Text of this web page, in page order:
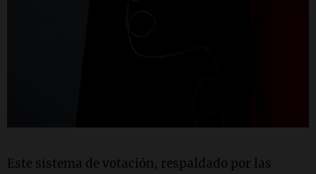
Este sistema de votación, respaldado por las